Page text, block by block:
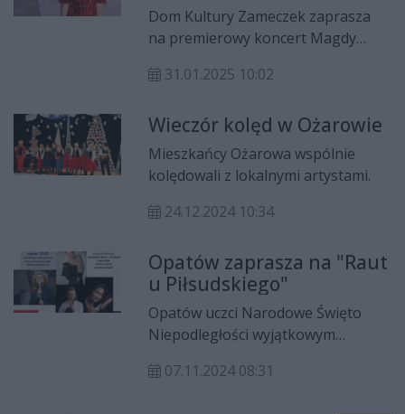
zespołem w Zameczku
Dom Kultury Zameczek zaprasza
na premierowy koncert Magdy
odbędzie się 1 lutego o godzinie
wejściówki można odbierać w DK
Zameczek przy ul. Słowackiego 23.
31.01.2025 10:02
Wieczór kolęd w Ożarowie
Mieszkańcy Ożarowa wspólnie
kolędowali z lokalnymi artystami.
24.12.2024 10:34
Opatów zaprasza na "Raut
u Piłsudskiego"
Opatów uczci Narodowe Święto
Niepodległości wyjątkowym
07.11.2024 08:31